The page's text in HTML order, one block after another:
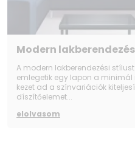
Modern
A modern lakberendezési
emlegetik egy lapon a
kezet ad a színvariációk
díszítőelemet...
elolvasom